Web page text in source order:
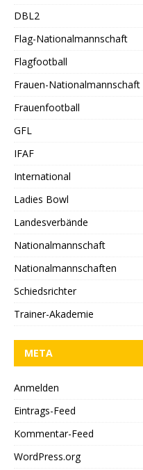
DBL2
Flag-Nationalmannschaft
Flagfootball
Frauen-Nationalmannschaft
Frauenfootball
GFL
IFAF
International
Ladies Bowl
Landesverbände
Nationalmannschaft
Nationalmannschaften
Schiedsrichter
Trainer-Akademie
META
Anmelden
Eintrags-Feed
Kommentar-Feed
WordPress.org